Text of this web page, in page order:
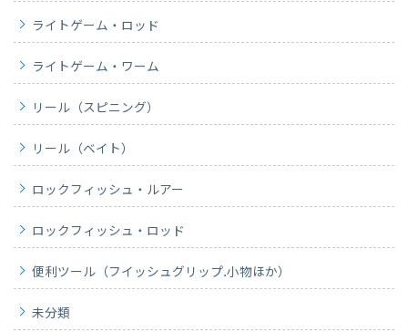
ライトゲーム・ロッド
ライトゲーム・ワーム
リール（スピニング）
リール（ベイト）
ロックフィッシュ・ルアー
ロックフィッシュ・ロッド
便利ツール（フイッシュグリップ.小物ほか）
未分類